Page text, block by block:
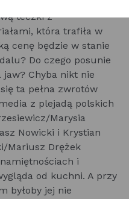
teczki z
która trafiła w
cenę będzie w stanie
Do czego posunie
jaw? Chyba nikt nie
ta pełna zwrotów
z plejadą polskich
Marysia
Nowicki i Krystian
Mariusz Drężek
i
od kuchni. A przy
byłoby jej nie